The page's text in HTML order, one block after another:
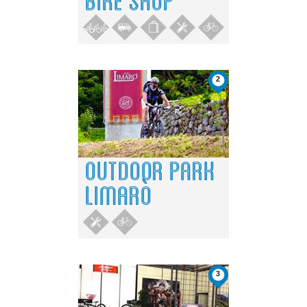
2
OUTDOOR PARK
LIMARÒ
3